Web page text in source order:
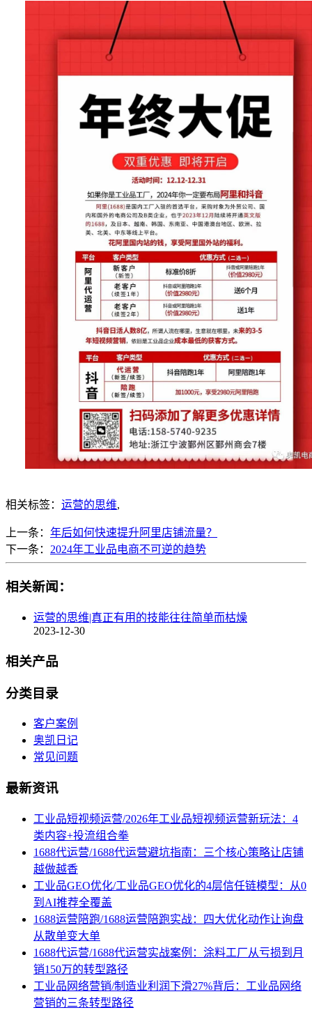
相关标签： 运营的思维,
上一条： 年后如何快速提升阿里店铺流量？
下一条： 2024年工业品电商不可逆的趋势
相关新闻：
运营的思维|真正有用的技能往往简单而枯燥
2023-12-30
相关产品
分类目录
客户案例
奥凯日记
常见问题
最新资讯
工业品短视频运营/2026年工业品短视频运营新玩法：4
类内容+投流组合拳
1688代运营/1688代运营避坑指南：三个核心策略让店铺
越做越香
工业品GEO优化/工业品GEO优化的4层信任链模型：从0
到AI推荐全覆盖
1688运营陪跑/1688运营陪跑实战：四大优化动作让询盘
从散单变大单
1688代运营/1688代运营实战案例：涂料工厂从亏损到月
销150万的转型路径
工业品网络营销/制造业利润下滑27%背后：工业品网络
营销的三条转型路径